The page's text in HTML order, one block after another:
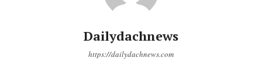
Dailydachnews
https://dailydachnews.com